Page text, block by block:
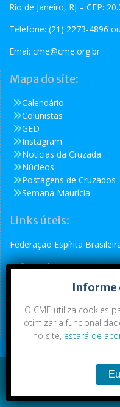
Rio de Janeiro, RJ – CEP:
Telefone: (21) 2273-4896
Emai: cme@cme.org.br
Mapa do site:
Calendário
Colunistas
GED
Instagram
Notícias da Cruzada
Núcleos
Postagens de Cruzados
Semana Maurícia
Links úteis:
Federação Espírita
Reformador
Conselho Espírita
Conteúdo exclusivo da
Informe
O CME utiliza cookies
otimizar a
no site, estará de